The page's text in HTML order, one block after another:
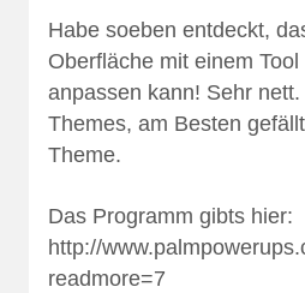
Habe soeben entdeckt,
Oberfläche mit einem
anpassen kann! Sehr
Themes, am Besten
Theme.
Das Programm gibts hier:
http://
readmore=7